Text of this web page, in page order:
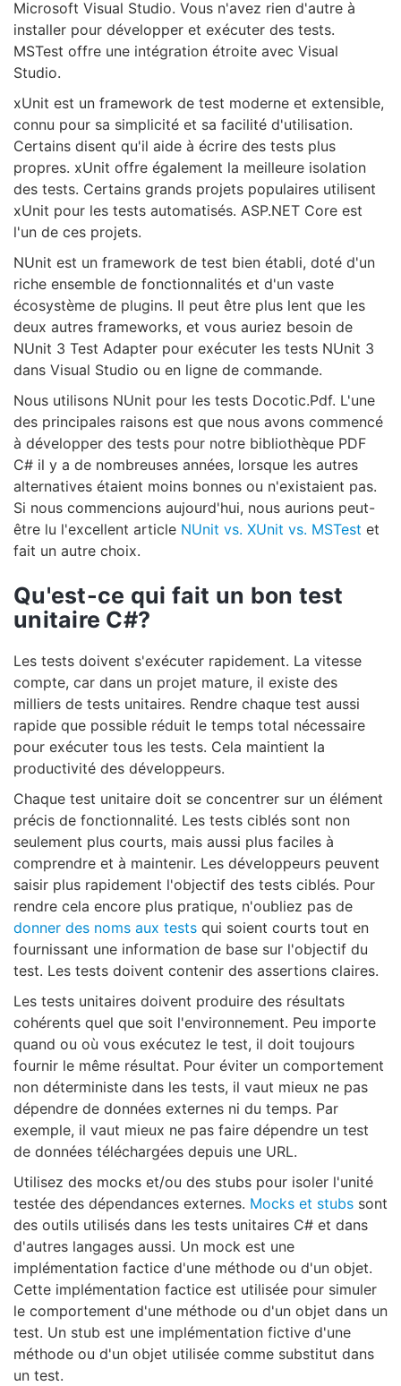
Microsoft Visual Studio. Vous n'avez rien d'autre à
installer pour développer et exécuter des tests.
MSTest offre une intégration étroite avec Visual
Studio.
xUnit est un framework de test moderne et extensible,
connu pour sa simplicité et sa facilité d'utilisation.
Certains disent qu'il aide à écrire des tests plus
propres. xUnit offre également la meilleure isolation
des tests. Certains grands projets populaires utilisent
xUnit pour les tests automatisés. ASP.NET Core est
l'un de ces projets.
NUnit est un framework de test bien établi, doté d'un
riche ensemble de fonctionnalités et d'un vaste
écosystème de plugins. Il peut être plus lent que les
deux autres frameworks, et vous auriez besoin de
NUnit 3 Test Adapter pour exécuter les tests NUnit 3
dans Visual Studio ou en ligne de commande.
Nous utilisons NUnit pour les tests Docotic.Pdf. L'une
des principales raisons est que nous avons commencé
à développer des tests pour notre bibliothèque PDF
C# il y a de nombreuses années, lorsque les autres
alternatives étaient moins bonnes ou n'existaient pas.
Si nous commencions aujourd'hui, nous aurions peut-
être lu l'excellent article NUnit vs. XUnit vs. MSTest et
fait un autre choix.
Qu'est-ce qui fait un bon test
unitaire C#?
Les tests doivent s'exécuter rapidement. La vitesse
compte, car dans un projet mature, il existe des
milliers de tests unitaires. Rendre chaque test aussi
rapide que possible réduit le temps total nécessaire
pour exécuter tous les tests. Cela maintient la
productivité des développeurs.
Chaque test unitaire doit se concentrer sur un élément
précis de fonctionnalité. Les tests ciblés sont non
seulement plus courts, mais aussi plus faciles à
comprendre et à maintenir. Les développeurs peuvent
saisir plus rapidement l'objectif des tests ciblés. Pour
rendre cela encore plus pratique, n'oubliez pas de
donner des noms aux tests qui soient courts tout en
fournissant une information de base sur l'objectif du
test. Les tests doivent contenir des assertions claires.
Les tests unitaires doivent produire des résultats
cohérents quel que soit l'environnement. Peu importe
quand ou où vous exécutez le test, il doit toujours
fournir le même résultat. Pour éviter un comportement
non déterministe dans les tests, il vaut mieux ne pas
dépendre de données externes ni du temps. Par
exemple, il vaut mieux ne pas faire dépendre un test
de données téléchargées depuis une URL.
Utilisez des mocks et/ou des stubs pour isoler l'unité
testée des dépendances externes. Mocks et stubs sont
des outils utilisés dans les tests unitaires C# et dans
d'autres langages aussi. Un mock est une
implémentation factice d'une méthode ou d'un objet.
Cette implémentation factice est utilisée pour simuler
le comportement d'une méthode ou d'un objet dans un
test. Un stub est une implémentation fictive d'une
méthode ou d'un objet utilisée comme substitut dans
un test.